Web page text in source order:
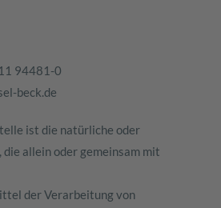
94481-0
beck.de
ist die natürliche oder
allein oder gemeinsam mit
der Verarbeitung von